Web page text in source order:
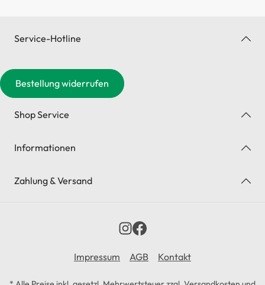
Service-Hotline
Bestellung widerrufen
Shop Service
Informationen
Zahlung & Versand
Impressum AGB Kontakt